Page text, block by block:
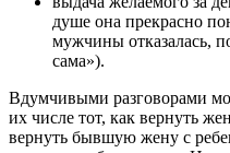
душе она прекрасно
мужчины отказалась,
сама»).
Вдумчивыми разговорами
их числе тот, как вернуть
вернуть бывшую жену с